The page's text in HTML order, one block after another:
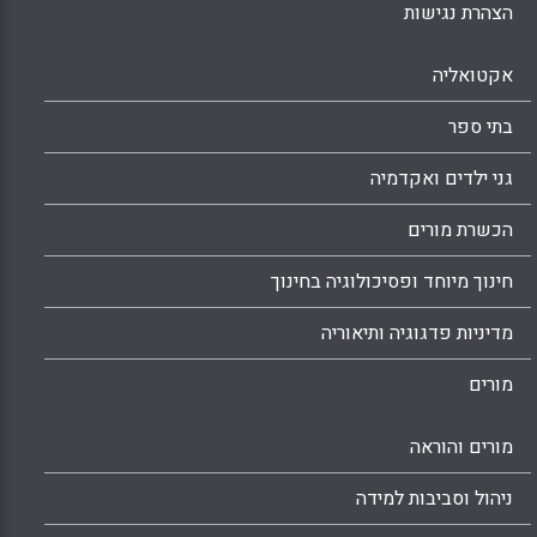
הצהרת נגישות
אקטואליה
בתי ספר
גני ילדים ואקדמיה
הכשרת מורים
חינוך מיוחד ופסיכולוגיה בחינוך
מדיניות פדגוגיה ותיאוריה
מורים
מורים והוראה
ניהול וסביבות למידה